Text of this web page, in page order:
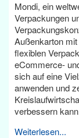
Mondi, ein
Verpackungen
Außenkarton
flexiblen
eCommerce-
sich auf eine
anwenden und
verbessern
Weiterlesen...